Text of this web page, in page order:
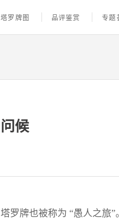
塔罗牌图 品评鉴赏 专题
问候
塔罗牌也被称为 “愚人之旅